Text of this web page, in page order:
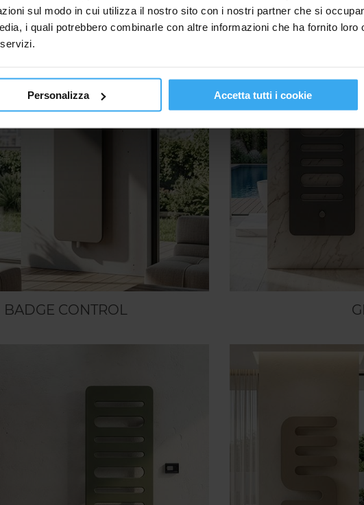
sul modo in cui utilizza il nostro sito con i nostri partner che si
i quali potrebbero combinarle con altre informazioni che ha fornito loro
Personalizza Accetta tutti i cookie
BADGE CONTROL